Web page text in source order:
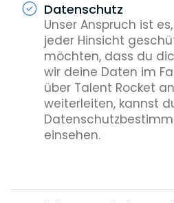
Datenschutz
Unser Anspruch ist
jeder Hinsicht
möchten, dass du
wir deine Daten im
über Talent Rocket
weiterleiten, kannst
einsehen.